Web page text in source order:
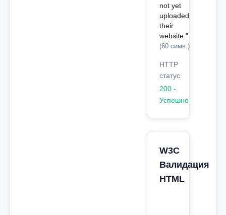
not yet
uploaded
their
website."
(60 симв.)
HTTP
статус
200 -
Успешно
W3C
Валидация
HTML